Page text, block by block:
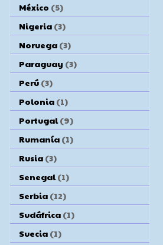
México (5)
Nigeria (3)
Noruega (3)
Paraguay (3)
Perú (3)
Polonia (1)
Portugal (9)
Rumanía (1)
Rusia (3)
Senegal (1)
Serbia (12)
Sudáfrica (1)
Suecia (1)